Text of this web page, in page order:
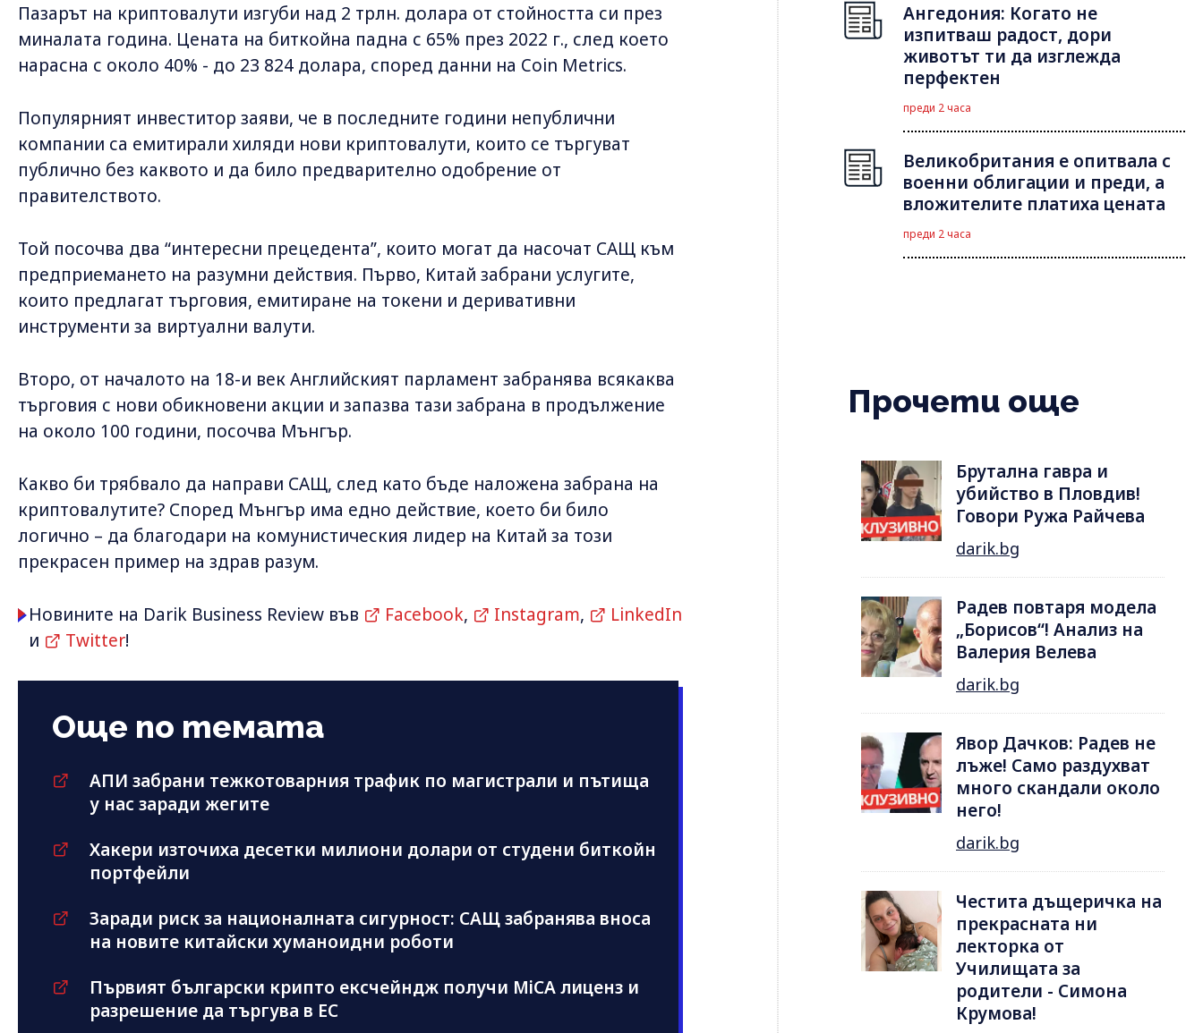
Пазарът на криптовалути изгуби над 2 трлн. долара от стойността си през
миналата година. Цената на биткойна падна с 65% през 2022 г., след което
нарасна с около 40% - до 23 824 долара, според данни на Coin Metrics.
Популярният инвеститор заяви, че в последните години непублични
компании са емитирали хиляди нови криптовалути, които се търгуват
публично без каквото и да било предварително одобрение от
правителството.
Той посочва два “интересни прецедента”, които могат да насочат САЩ към
предприемането на разумни действия. Първо, Китай забрани услугите,
които предлагат търговия, емитиране на токени и деривативни
инструменти за виртуални валути.
Второ, от началото на 18-и век Английският парламент забранява всякаква
търговия с нови обикновени акции и запазва тази забрана в продължение
на около 100 години, посочва Мънгър.
Какво би трябвало да направи САЩ, след като бъде наложена забрана на
криптовалутите? Според Мънгър има едно действие, което би било
логично – да благодари на комунистическия лидер на Китай за този
прекрасен пример на здрав разум.
Новините на Darik Business Review във Facebook, Instagram,
LinkedIn
и
Twitter!
Още по темата
АПИ забрани тежкотоварния трафик по магистрали и пътища
у нас заради жегите
Хакери източиха десетки милиони долари от студени биткойн
портфейли
Заради риск за националната сигурност: САЩ забранява вноса
на новите китайски хуманоидни роботи
Първият български крипто ексчейндж получи MiCA лиценз и
разрешение да търгува в ЕС
Ангедония: Когато не
изпитваш радост, дори
животът ти да изглежда
перфектен
преди 2 часа
Великобритания е опитвала с
военни облигации и преди, а
вложителите платиха цената
преди 2 часа
Прочети още
Брутална гавра и
убийство в Пловдив!
Говори Ружа Райчева
darik.bg
Радев повтаря модела
„Борисов“! Анализ на
Валерия Велева
darik.bg
Явор Дачков: Радев не
лъже! Само раздухват
много скандали около
него!
darik.bg
Честита дъщеричка на
прекрасната ни
лекторка от
Училищата за
родители - Симона
Крумова!